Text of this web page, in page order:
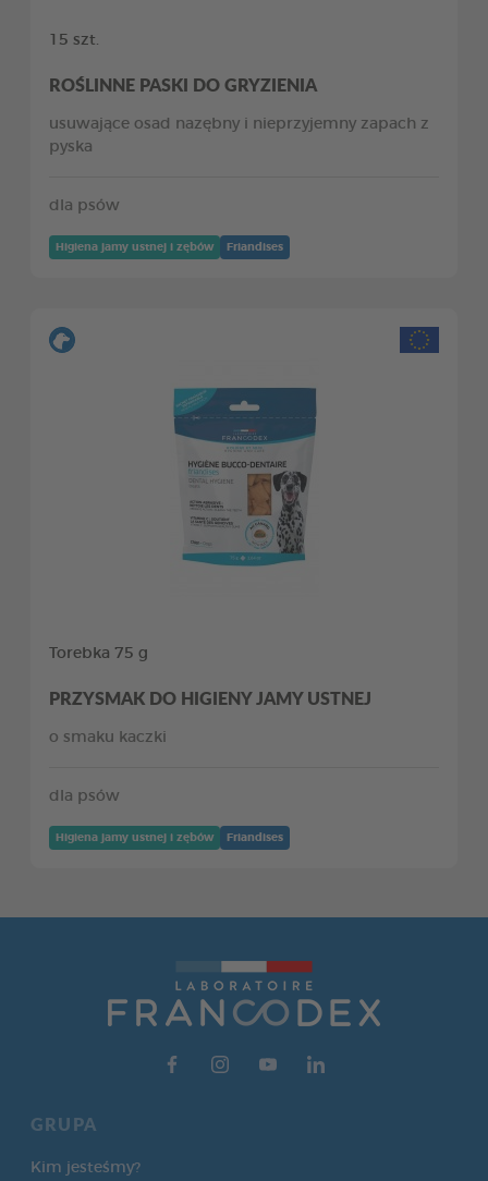
15 szt.
ROŚLINNE PASKI DO GRYZIENIA
usuwające osad nazębny i nieprzyjemny zapach z
pyska
dla psów
Higiena jamy ustnej i zębów Friandises
Torebka 75 g
PRZYSMAK DO HIGIENY JAMY USTNEJ
o smaku kaczki
dla psów
Higiena jamy ustnej i zębów Friandises
GRUPA
Kim jesteśmy?